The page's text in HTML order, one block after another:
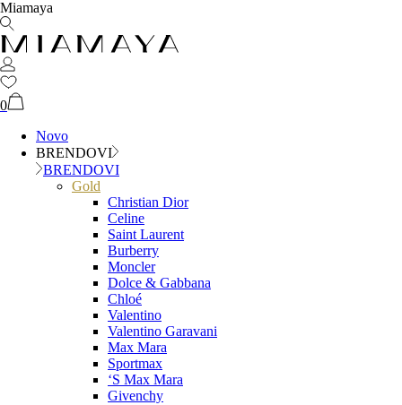
Miamaya
0
Novo
BRENDOVI
BRENDOVI
Gold
Christian Dior
Celine
Saint Laurent
Burberry
Moncler
Dolce & Gabbana
Chloé
Valentino
Valentino Garavani
Max Mara
Sportmax
‘S Max Mara
Givenchy